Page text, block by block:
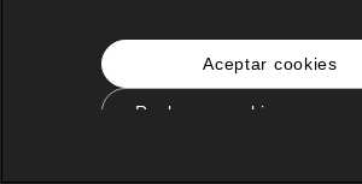
Aceptar cookies
Rechazar cookies no